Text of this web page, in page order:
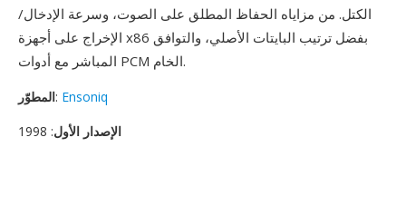
الكتل. من مزاياه الحفاظ المطلق على الصوت، وسرعة الإدخال/
الإخراج على أجهزة x86 بفضل ترتيب البايتات الأصلي، والتوافق
المباشر مع أدوات PCM الخام.
المطوّر: Ensoniq
الإصدار الأول: 1998